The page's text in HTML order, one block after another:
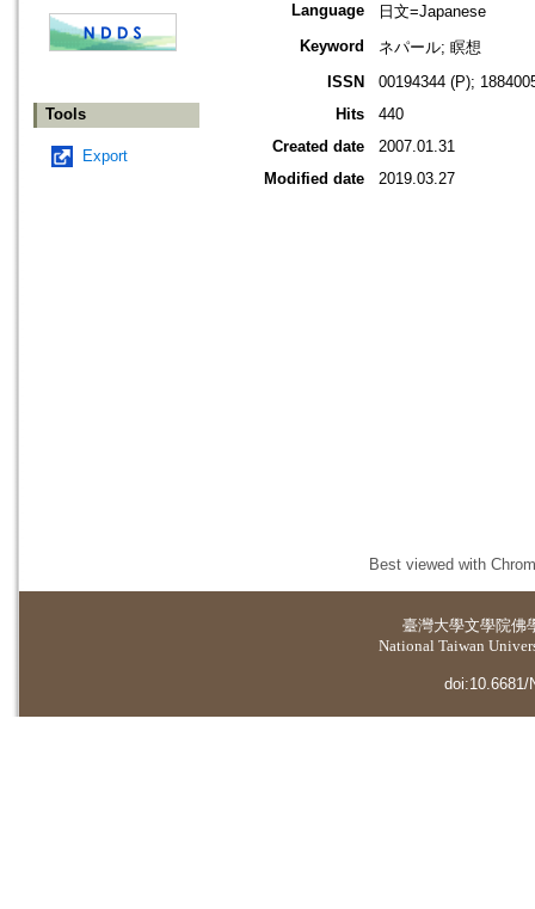
Tools
Export
Language
日文=Japanese
Keyword
ネパール; 瞑想
ISSN
00194344 (P);
Hits
440
Created date
2007.01.31
Modified date
2019.03.27
Best viewed with
臺灣大學文學院佛
National Taiwan
doi:10.6681/